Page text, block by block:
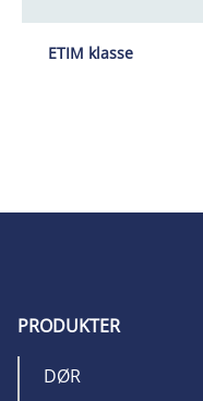
ETIM klasse
PRODUKTER
DØR